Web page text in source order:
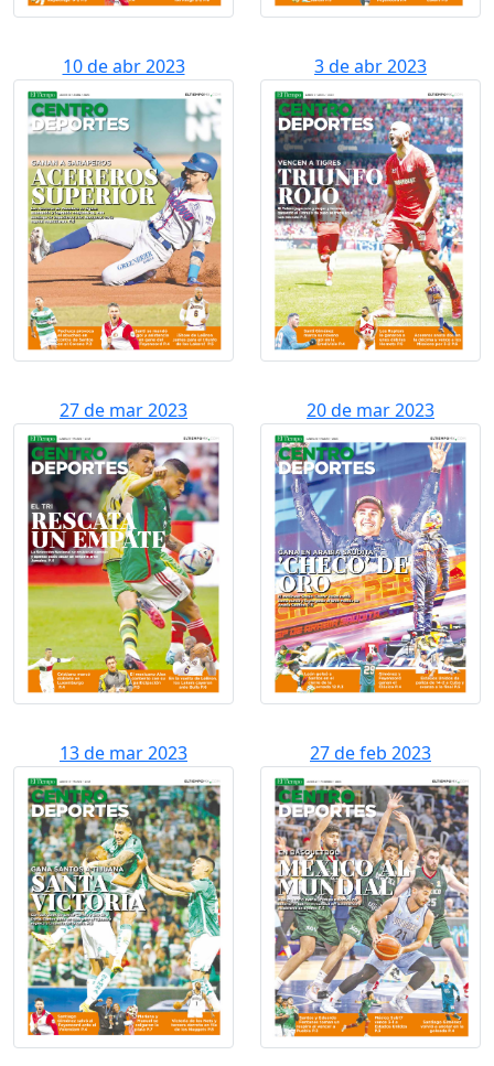
10 de abr 2023 3 de abr 2023
27 de mar 2023 20 de mar 2023
13 de mar 2023 27 de feb 2023